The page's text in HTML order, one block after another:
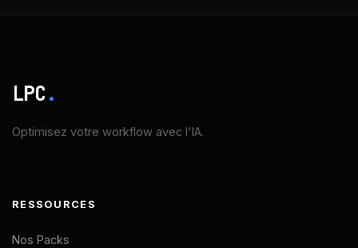
LPC.
Optimisez votre workflow avec l'IA.
RESSOURCES
Nos Packs